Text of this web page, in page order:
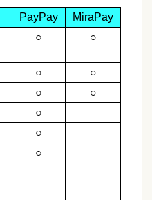
PayPay
MiraPay
○ ○
○
○
○
○
○
○
○